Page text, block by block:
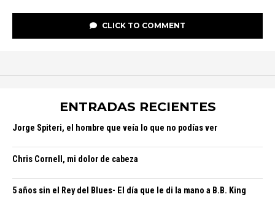
CLICK TO COMMENT
ENTRADAS RECIENTES
Jorge Spiteri, el hombre que veía lo que no podías ver
Chris Cornell, mi dolor de cabeza
5 años sin el Rey del Blues- El día que le di la mano a B.B. King